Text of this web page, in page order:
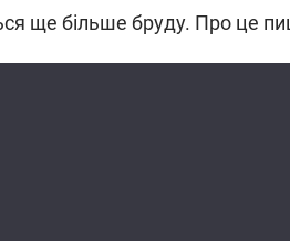
ще більше бруду. Про це